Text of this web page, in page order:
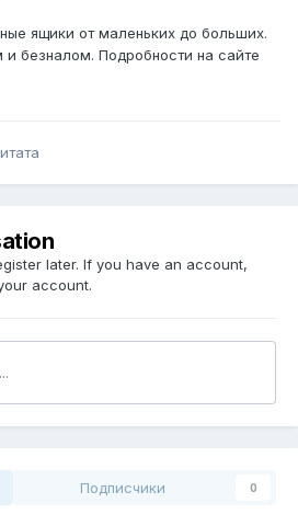
ящики от маленьких до больших.
безналом. Подробности на сайте
later. If you have an account,
account.
Подписчики 0